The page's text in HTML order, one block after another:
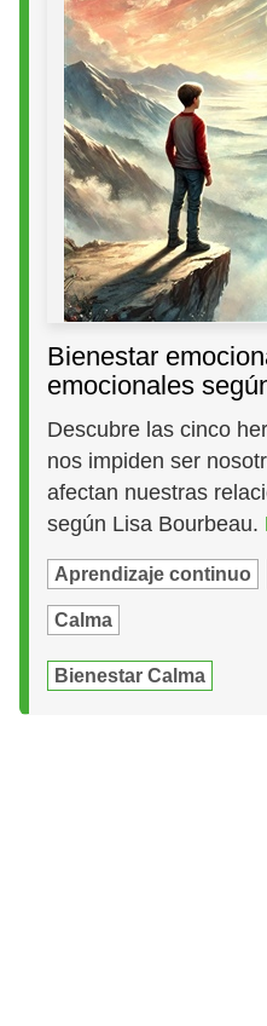
Bienestar
emocionales
Descubre las cinco
nos impiden ser
afectan nuestras
según Lisa Bourbeau.
Aprendizaje continuo
Calma
Bienestar Calma